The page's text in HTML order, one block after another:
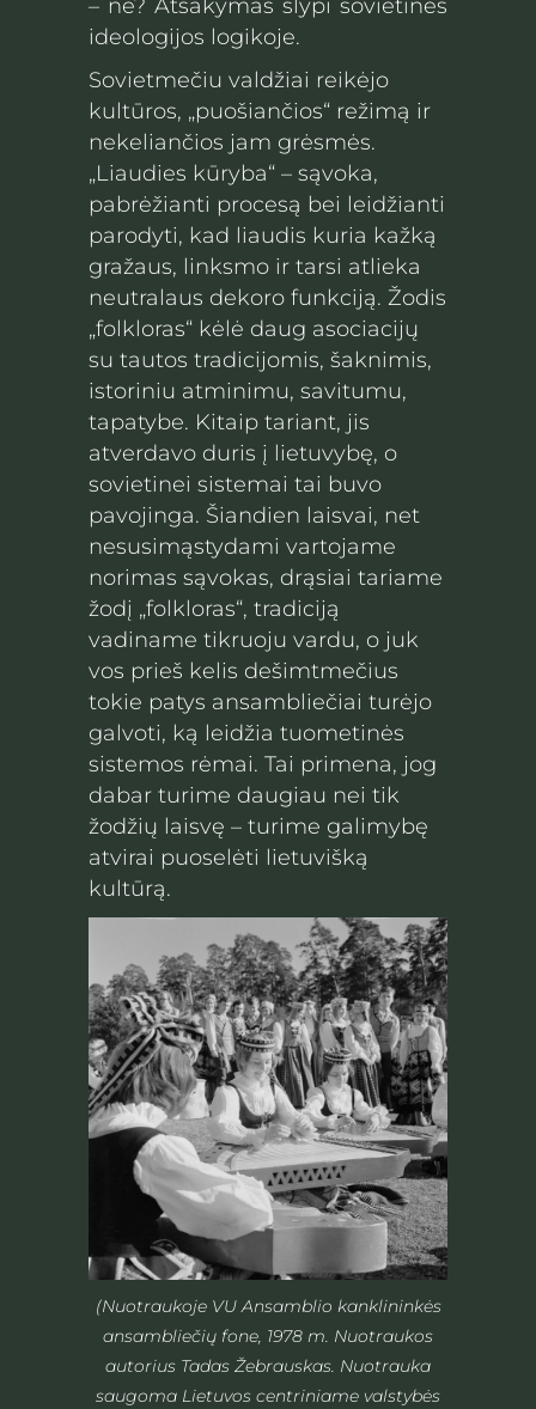
– ne? Atsakymas slypi sovietinės
ideologijos logikoje.
Sovietmečiu valdžiai reikėjo
kultūros, „puošiančios“ režimą ir
nekeliančios jam grėsmės.
„Liaudies kūryba“ – sąvoka,
pabrėžianti procesą bei leidžianti
parodyti, kad liaudis kuria kažką
gražaus, linksmo ir tarsi atlieka
neutralaus dekoro funkciją. Žodis
„folkloras“ kėlė daug asociacijų
su tautos tradicijomis, šaknimis,
istoriniu atminimu, savitumu,
tapatybe. Kitaip tariant, jis
atverdavo duris į lietuvybę, o
sovietinei sistemai tai buvo
pavojinga. Šiandien laisvai, net
nesusimąstydami vartojame
norimas sąvokas, drąsiai tariame
žodį „folkloras“, tradiciją
vadiname tikruoju vardu, o juk
vos prieš kelis dešimtmečius
tokie patys ansambliečiai turėjo
galvoti, ką leidžia tuometinės
sistemos rėmai. Tai primena, jog
dabar turime daugiau nei tik
žodžių laisvę – turime galimybę
atvirai puoselėti lietuvišką
kultūrą.
(Nuotraukoje VU Ansamblio kanklininkės
ansambliečių fone, 1978 m. Nuotraukos
autorius Tadas Žebrauskas. Nuotrauka
saugoma Lietuvos centriniame valstybės